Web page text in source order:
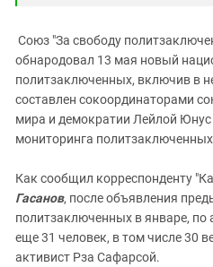
Союз "За свободу
обнародовал 13 мая новый
политзаключенных, включив в
составлен сокоординаторами
мира и демократии Лейлой Юнус
мониторинга
Как сообщил корреспонденту
Гасанов, после объявления
политзаключенных в январе,
еще 31 человек, в том числе 30
активист Рза Сафарсой.